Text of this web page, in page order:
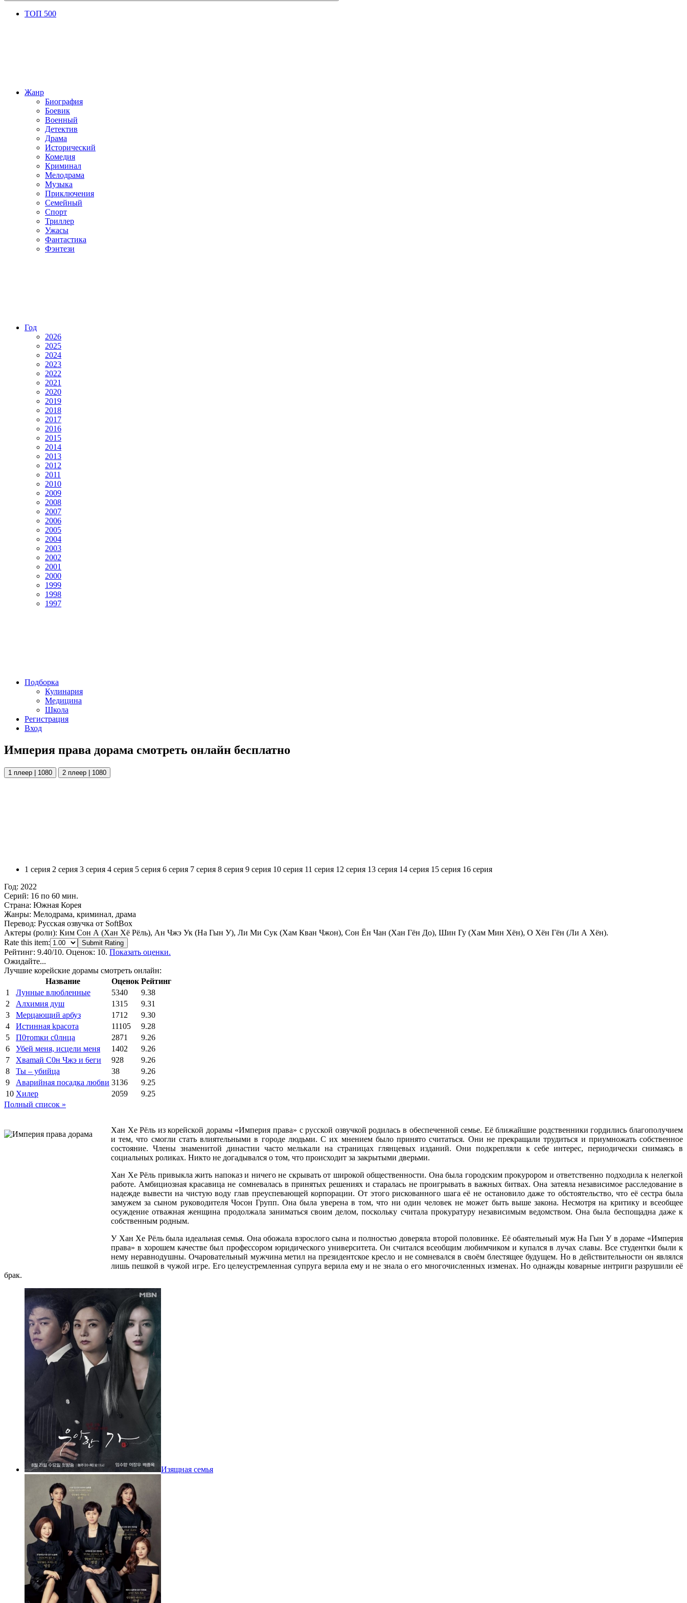
ТОП 500
Жанр
Биография
Боевик
Военный
Детектив
Драма
Исторический
Комедия
Криминал
Мелодрама
Музыка
Приключения
Семейный
Спорт
Триллер
Ужасы
Фантастика
Фэнтези
Год
2026
2025
2024
2023
2022
2021
2020
2019
2018
2017
2016
2015
2014
2013
2012
2011
2010
2009
2008
2007
2006
2005
2004
2003
2002
2001
2000
1999
1998
1997
Подборка
Кулинария
Медицина
Школа
Регистрация
Вход
Империя права дорама смотреть онлайн бесплатно
1 плеер | 1080 2 плеер | 1080
1 серия 2 серия 3 серия 4 серия 5 серия 6 серия 7 серия 8 серия 9 серия 10 серия 11 серия 12 серия 13 серия 14 серия 15 серия 16 серия
Год: 2022
Серий: 16 по 60 мин.
Страна: Южная Корея
Жанры: Мелодрама, криминал, драма
Перевод: Русская озвучка от SoftBox
Актеры (роли): Ким Сон А (Хан Хё Рёль), Ан Чжэ Ук (На Гын У), Ли Ми Сук (Хам Кван Чжон), Сон Ён Чан (Хан Гён До), Шин Гу (Хам Мин Хён), О Хён Гён (Ли А Хён).
Rate this item:
Submit Rating
Рейтинг: 9.40/10. Оценок: 10. Показать оценки.
Ожидайте...
Лучшие корейские дорамы смотреть онлайн:
Название
Оценок Рейтинг
1
Лунные влюбленные 5340
9.38
2
Алхимия душ 1315
9.31
3
Мерцающий арбуз 1712
9.30
4
Иcтиннaя kрасoтa 11105
9.28
5
П0тоmки c0лнцa 2871
9.26
6
Убей меня, исцели меня 1402
9.26
7
Xваmай С0н Чжэ и 6еги 928
9.26
8
Ты – убийца 38
9.26
9
Аварийная посадка любви 3136
9.25
10 Хилер 2059
9.25
Полный список »
Хан Хе Рёль из корейской дорамы «Империя права» с русской озвучкой родилась в обеспеченной семье. Её ближайшие родственники гордились благополучием
и тем, что смогли стать влиятельными в городе людьми. С их мнением было принято считаться. Они не прекращали трудиться и приумножать собственное
состояние. Члены знаменитой династии часто мелькали на страницах глянцевых изданий. Они подкрепляли к себе интерес, периодически снимаясь в
социальных роликах. Никто не догадывался о том, что происходит за закрытыми дверьми.
Хан Хе Рёль привыкла жить напоказ и ничего не скрывать от широкой общественности. Она была городским прокурором и ответственно подходила к нелегкой
работе. Амбициозная красавица не сомневалась в принятых решениях и старалась не проигрывать в важных битвах. Она затеяла независимое расследование в
надежде вывести на чистую воду глав преуспевающей корпорации. От этого рискованного шага её не остановило даже то обстоятельство, что её сестра была
замужем за сыном руководителя Чосон Групп. Она была уверена в том, что ни один человек не может быть выше закона. Несмотря на критику и всеобщее
осуждение отважная женщина продолжала заниматься своим делом, поскольку считала прокуратуру независимым ведомством. Она была беспощадна даже к
собственным родным.
У Хан Хе Рёль была идеальная семья. Она обожала взрослого сына и полностью доверяла второй половинке. Её обаятельный муж На Гын У в дораме «Империя
права» в хорошем качестве был профессором юридического университета. Он считался всеобщим любимчиком и купался в лучах славы. Все студентки были к
нему неравнодушны. Очаровательный мужчина метил на президентское кресло и не сомневался в своём блестящее будущем. Но в действительности он являлся
лишь пешкой в чужой игре. Его целеустремленная супруга верила ему и не знала о его многочисленных изменах. Но однажды коварные интриги разрушили её
брак.
Изящная семья